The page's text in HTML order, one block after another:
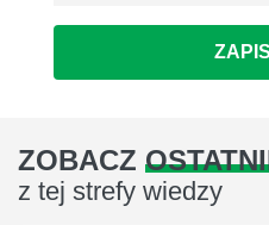
ZOBACZ
z tej strefy wiedzy